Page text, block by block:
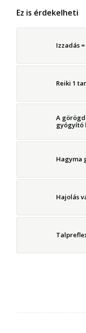
Ez is érdekelheti
Izzadás
Reiki 1
A
gyógyító
Hagyma
Hajolás